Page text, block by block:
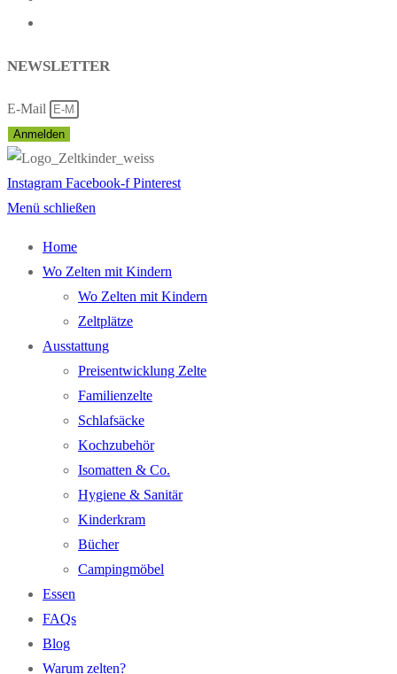
NEWSLETTER
E-Mail
Anmelden
Instagram Facebook-f Pinterest
Menü schließen
Home
Wo Zelten mit Kindern
Wo Zelten mit Kindern
Zeltplätze
Ausstattung
Preisentwicklung Zelte
Familienzelte
Schlafsäcke
Kochzubehör
Isomatten & Co.
Hygiene & Sanitär
Kinderkram
Bücher
Campingmöbel
Essen
FAQs
Blog
Warum zelten?